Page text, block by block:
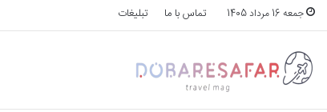
جمعه 16 مرداد 1405 تماس با ما تبلیغات